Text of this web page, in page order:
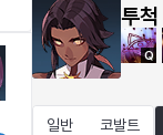
투척
Q
일반 코발트